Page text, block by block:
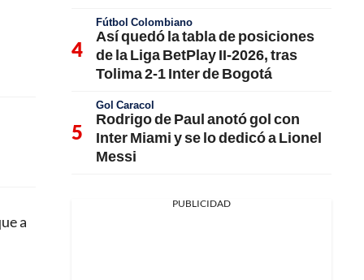
a
Fútbol Colombiano
Así quedó la tabla de posiciones
de la Liga BetPlay II-2026, tras
Tolima 2-1 Inter de Bogotá
Gol Caracol
Rodrigo de Paul anotó gol con
Inter Miami y se lo dedicó a Lionel
Messi
PUBLICIDAD